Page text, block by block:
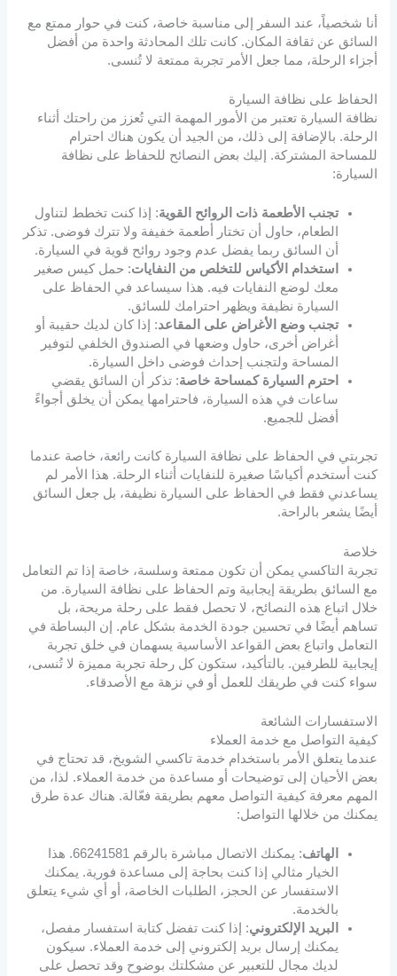
أنا شخصياً، عند السفر إلى مناسبة خاصة، كنت في حوار ممتع مع
السائق عن ثقافة المكان. كانت تلك المحادثة واحدة من أفضل
أجزاء الرحلة، مما جعل الأمر تجربة ممتعة لا تُنسى.
الحفاظ على نظافة السيارة
نظافة السيارة تعتبر من الأمور المهمة التي تُعزز من راحتك أثناء
الرحلة. بالإضافة إلى ذلك، من الجيد أن يكون هناك احترام
للمساحة المشتركة. إليك بعض النصائح للحفاظ على نظافة
السيارة:
تجنب الأطعمة ذات الروائح القوية: إذا كنت تخطط لتناول
الطعام، حاول أن تختار أطعمة خفيفة ولا تترك فوضى. تذكر
أن السائق ربما يفضل عدم وجود روائح قوية في السيارة.
استخدام الأكياس للتخلص من النفايات: حمل كيس صغير
معك لوضع النفايات فيه. هذا سيساعد في الحفاظ على
السيارة نظيفة ويظهر احترامك للسائق.
تجنب وضع الأغراض على المقاعد: إذا كان لديك حقيبة أو
أغراض أخرى، حاول وضعها في الصندوق الخلفي لتوفير
المساحة ولتجنب إحداث فوضى داخل السيارة.
احترم السيارة كمساحة خاصة: تذكر أن السائق يقضي
ساعات في هذه السيارة، فاحترامها يمكن أن يخلق أجواءً
أفضل للجميع.
تجربتي في الحفاظ على نظافة السيارة كانت رائعة، خاصة عندما
كنت أستخدم أكياسًا صغيرة للنفايات أثناء الرحلة. هذا الأمر لم
يساعدني فقط في الحفاظ على السيارة نظيفة، بل جعل السائق
أيضًا يشعر بالراحة.
خلاصة
تجربة التاكسي يمكن أن تكون ممتعة وسلسة، خاصة إذا تم التعامل
مع السائق بطريقة إيجابية وتم الحفاظ على نظافة السيارة. من
خلال اتباع هذه النصائح، لا تحصل فقط على رحلة مريحة، بل
تساهم أيضًا في تحسين جودة الخدمة بشكل عام. إن البساطة في
التعامل واتباع بعض القواعد الأساسية يسهمان في خلق تجربة
إيجابية للطرفين. بالتأكيد، ستكون كل رحلة تجربة مميزة لا تُنسى،
سواء كنت في طريقك للعمل أو في نزهة مع الأصدقاء.
الاستفسارات الشائعة
كيفية التواصل مع خدمة العملاء
عندما يتعلق الأمر باستخدام خدمة تاكسي الشويخ، قد تحتاج في
بعض الأحيان إلى توضيحات أو مساعدة من خدمة العملاء. لذا، من
المهم معرفة كيفية التواصل معهم بطريقة فعّالة. هناك عدة طرق
يمكنك من خلالها التواصل:
الهاتف
: يمكنك الاتصال مباشرة بالرقم 66241581. هذا
الخيار مثالي إذا كنت بحاجة إلى مساعدة فورية. يمكنك
الاستفسار عن الحجز، الطلبات الخاصة، أو أي شيء يتعلق
بالخدمة.
البريد الإلكتروني: إذا كنت تفضل كتابة استفسار مفصل،
يمكنك إرسال بريد إلكتروني إلى خدمة العملاء. سيكون
لديك مجال للتعبير عن مشكلتك بوضوح وقد تحصل على